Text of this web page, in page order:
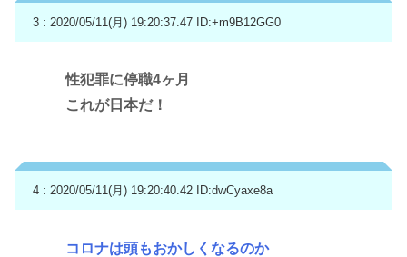
3 : 2020/05/11(月) 19:20:37.47 ID:+m9B12GG0
性犯罪に停職4ヶ月
これが日本だ！
4 : 2020/05/11(月) 19:20:40.42 ID:dwCyaxe8a
コロナは頭もおかしくなるのか